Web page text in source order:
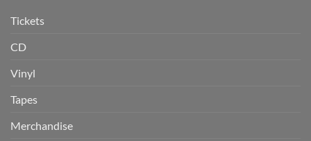
Tickets
CD
Vinyl
Tapes
Merchandise